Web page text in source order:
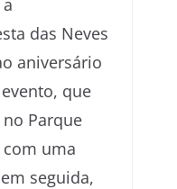
das Neves
aniversário
que
Parque
com uma
seguida,